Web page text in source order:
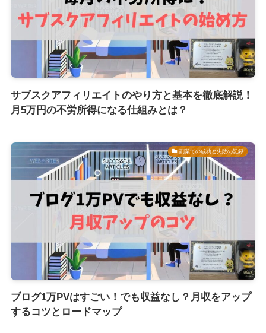
サブスクアフィリエイトのやり方と基本を徹底解説！
月5万円の不労所得になる仕組みとは？
副業での成功と失敗の記録
ブログ1万PVはすごい！でも収益なし？月収をアップ
するコツとロードマップ